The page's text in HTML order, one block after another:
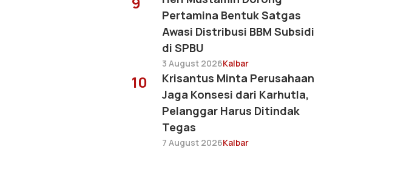
Pertamina Bentuk Satgas
Awasi Distribusi BBM Subsidi
di SPBU
3 August 2026Kalbar
10
Krisantus Minta Perusahaan
Jaga Konsesi dari Karhutla,
Pelanggar Harus Ditindak
Tegas
7 August 2026Kalbar